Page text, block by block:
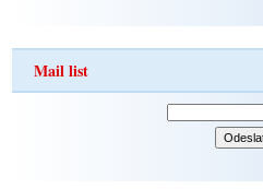
Mail list